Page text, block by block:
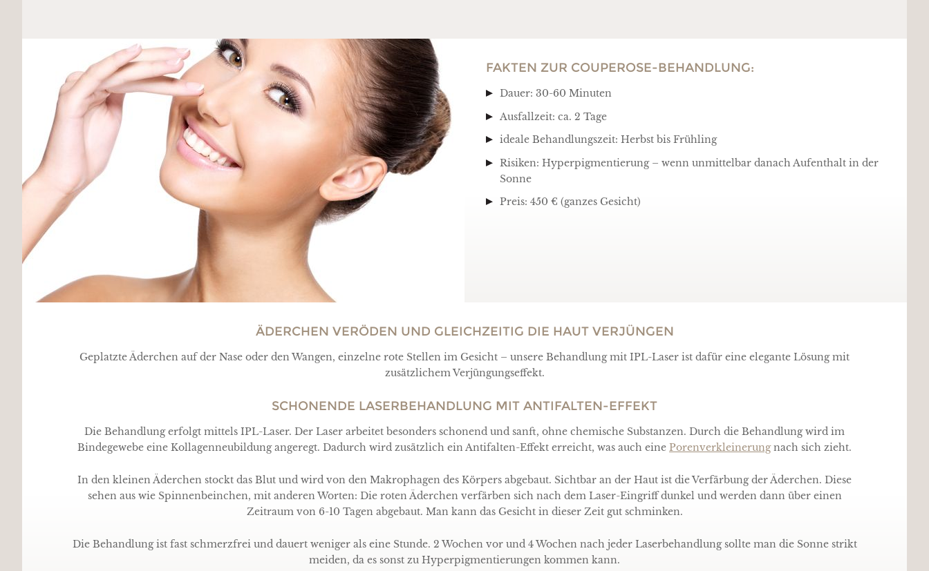
FAKTEN ZUR COUPEROSE-BEHANDLUNG:
Dauer: 30-60 Minuten
Ausfallzeit: ca. 2 Tage
ideale Behandlungszeit: Herbst bis Frühling
Risiken: Hyperpigmentierung – wenn unmittelbar danach Aufenthalt in der
Sonne
Preis: 450 € (ganzes Gesicht)
ÄDERCHEN VERÖDEN UND GLEICHZEITIG DIE HAUT VERJÜNGEN
Geplatzte Äderchen auf der Nase oder den Wangen, einzelne rote Stellen im Gesicht – unsere Behandlung mit IPL-Laser ist dafür eine elegante Lösung mit
zusätzlichem Verjüngungseffekt.
SCHONENDE LASERBEHANDLUNG MIT ANTIFALTEN-EFFEKT
Die Behandlung erfolgt mittels IPL-Laser. Der Laser arbeitet besonders schonend und sanft, ohne chemische Substanzen. Durch die Behandlung wird im
Bindegewebe eine Kollagenneubildung angeregt. Dadurch wird zusätzlich ein Antifalten-Effekt erreicht, was auch eine Porenverkleinerungnach sich zieht.
In den kleinen Äderchen stockt das Blut und wird von den Makrophagen des Körpers abgebaut. Sichtbar an der Haut ist die Verfärbung der Äderchen. Diese
sehen aus wie Spinnenbeinchen, mit anderen Worten: Die roten Äderchen verfärben sich nach dem Laser-Eingriff dunkel und werden dann über einen
Zeitraum von 6-10 Tagen abgebaut. Man kann das Gesicht in dieser Zeit gut schminken.
Die Behandlung ist fast schmerzfrei und dauert weniger als eine Stunde. 2 Wochen vor und 4 Wochen nach jeder Laserbehandlung sollte man die Sonne strikt
meiden, da es sonst zu Hyperpigmentierungen kommen kann.